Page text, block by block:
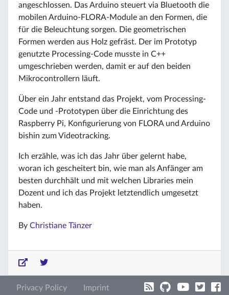
angeschlossen. Das Arduino steuert via Bluetooth die
mobilen Arduino-FLORA-Module an den Formen, die
für die Beleuchtung sorgen. Die geometrischen
Formen werden aus Holz gefräst. Der im Prototyp
genutzte Processing-Code musste in C++
umgeschrieben werden, damit er auf den beiden
Mikrocontrollern läuft.
Über ein Jahr entstand das Projekt, vom Processing-
Code und -Prototypen über die Einrichtung des
Raspberry Pi, Konfigurierung von FLORA und Arduino
bishin zum Videotracking.
Ich erzähle, was ich das Jahr über gelernt habe,
woran ich gescheitert bin, wie man als Anfänger am
besten durchhält und mit welchen Libraries mein
Dozent und ich das Projekt letztendlich umgesetzt
haben.
By Christiane Tänzer
Privacy Policy Imprint